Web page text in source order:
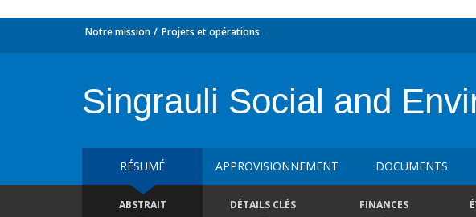
Notre mission Projets et opérations
Singrauli Social and
RÉSUMÉ APPROVISIONNEMENT DOCUMENTS
ABSTRAIT DÉTAILS CLÉS FINANCES